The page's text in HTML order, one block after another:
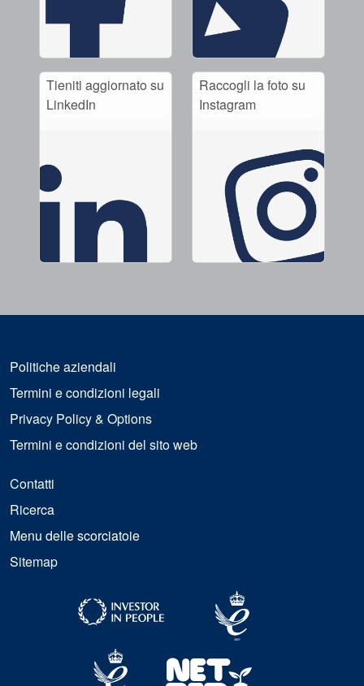
Tieniti aggiornato su
LinkedIn
Raccogli la foto su
Instagram
Politiche aziendali
Termini e condizioni legali
Privacy Policy & Options
Termini e condizioni del sito web
Contatti
Ricerca
Menu delle scorciatoie
Sitemap